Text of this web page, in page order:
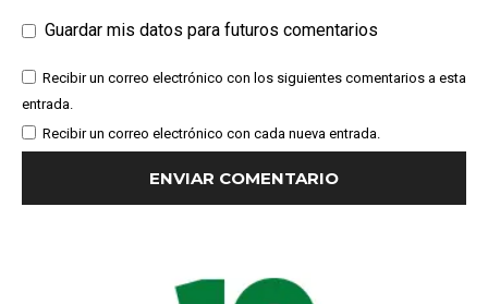
Guardar mis datos para futuros comentarios
Recibir un correo electrónico con los siguientes comentarios a esta
entrada.
Recibir un correo electrónico con cada nueva entrada.